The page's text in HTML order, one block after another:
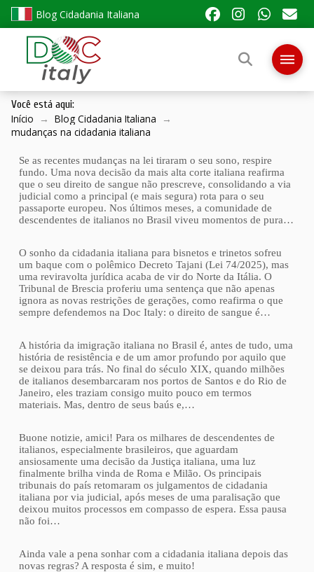
Blog Cidadania Italiana
Você está aqui:
Início → Blog Cidadania Italiana
→
mudanças na cidadania italiana
Se as recentes mudanças na lei tiraram o seu sono, respire
fundo. Uma nova decisão da mais alta corte italiana reafirma
que o seu direito de sangue não prescreve, consolidando a via
judicial como a principal (e mais segura) rota para o seu
passaporte europeu. Nos últimos meses, a comunidade de
descendentes de italianos no Brasil viveu momentos de pura…
O sonho da cidadania italiana para bisnetos e trinetos sofreu
um baque com o polêmico Decreto Tajani (Lei 74/2025), mas
uma reviravolta jurídica acaba de vir do Norte da Itália. O
Tribunal de Brescia proferiu uma sentença que não apenas
ignora as novas restrições de gerações, como reafirma o que
sempre defendemos na Doc Italy: o direito de sangue é…
A história da imigração italiana no Brasil é, antes de tudo, uma
história de resistência e de um amor profundo por aquilo que
se deixou para trás. No final do século XIX, quando milhões
de italianos desembarcaram nos portos de Santos e do Rio de
Janeiro, eles traziam consigo muito pouco em termos
materiais. Mas, dentro de seus baús e,…
Buone notizie, amici! Para os milhares de descendentes de
italianos, especialmente brasileiros, que aguardam
ansiosamente uma decisão da Justiça italiana, uma luz
finalmente brilha vinda de Roma e Milão. Os principais
tribunais do país retomaram os julgamentos de cidadania
italiana por via judicial, após meses de uma paralisação que
deixou muitos processos em compasso de espera. Essa pausa
não foi…
Ainda vale a pena sonhar com a cidadania italiana depois das
novas regras? A resposta é sim, e muito!